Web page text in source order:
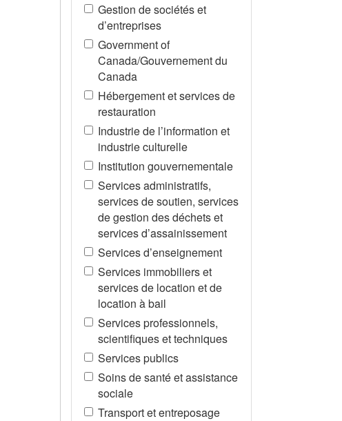
Gestion de sociétés et
d’entreprises
Government of
Canada/Gouvernement du
Canada
Hébergement et services de
restauration
Industrie de l’information et
industrie culturelle
Institution gouvernementale
Services administratifs,
services de soutien, services
de gestion des déchets et
services d’assainissement
Services d’enseignement
Services immobiliers et
services de location et de
location à bail
Services professionnels,
scientifiques et techniques
Services publics
Soins de santé et assistance
sociale
Transport et entreposage